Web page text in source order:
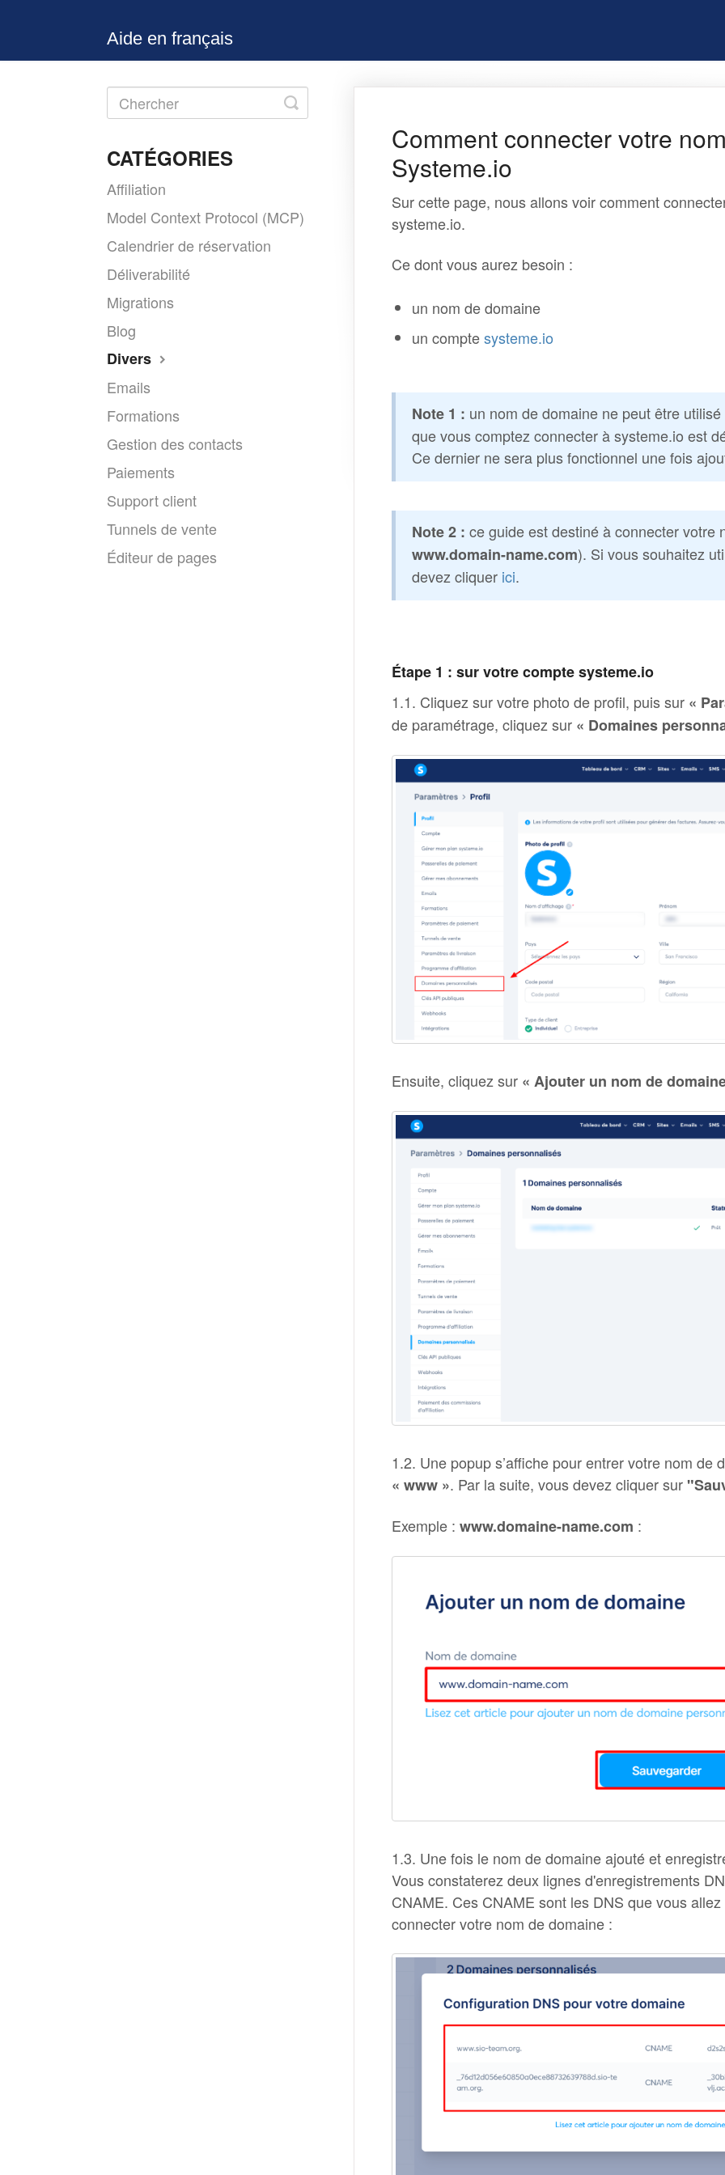
Aide en français
Comment connecter votre
Systeme.io
Sur cette page, nous allons voir comment
systeme.io.
Ce dont vous aurez besoin :
un nom de domaine
un comptesysteme.io
Note 1 : un nom de domaine ne peut être
que vous comptez connecter à systeme.io est
Ce dernier ne sera plus fonctionnel une fois
Note 2 : ce guide est destiné à connecter votre
www.domain-name.com). Si vous souhaitez
devez cliquer ici.
Étape 1 : sur votre compte systeme.io
1.1. Cliquez sur votre photo de profil, puis sur «
de paramétrage, cliquez sur « Domaines
Ensuite, cliquez sur« Ajouter un nom de
1.2. Une popup s’affiche pour entrer votre nom de
« www ». Par la suite, vous devez cliquer sur
Exemple : www.domaine-name.com :
1.3. Une fois le nom de domaine ajouté et
Vous constaterez deux lignes d'enregistrements
CNAME. Ces CNAME sont les DNS que vous
connecter votre nom de domaine :
Toggle
Search
CATÉGORIES
Affiliation
Model Context Protocol (MCP)
Calendrier de réservation
Déliverabilité
Migrations
Blog
Divers
Emails
Formations
Gestion des contacts
Paiements
Support client
Tunnels de vente
Éditeur de pages